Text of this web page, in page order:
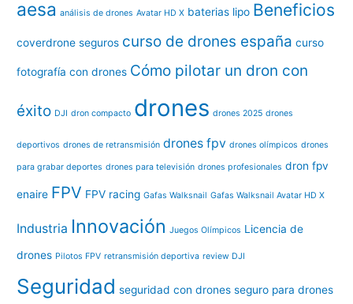
aesa análisis de drones Avatar HD X baterias lipo Beneficios
coverdrone seguros curso de drones españa curso
fotografía con drones Cómo pilotar un dron con
éxito DJI dron compacto drones drones 2025 drones
deportivos drones de retransmisión drones fpv drones olímpicos drones
para grabar deportes drones para televisión drones profesionales dron fpv
enaire FPV FPV racing Gafas Walksnail Gafas Walksnail Avatar HD X
Industria Innovación Juegos Olímpicos Licencia de
drones Pilotos FPV retransmisión deportiva review DJI
Seguridad seguridad con drones seguro para drones